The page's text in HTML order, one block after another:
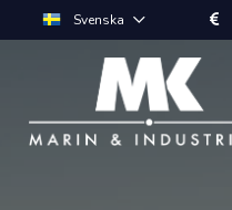
Svenska